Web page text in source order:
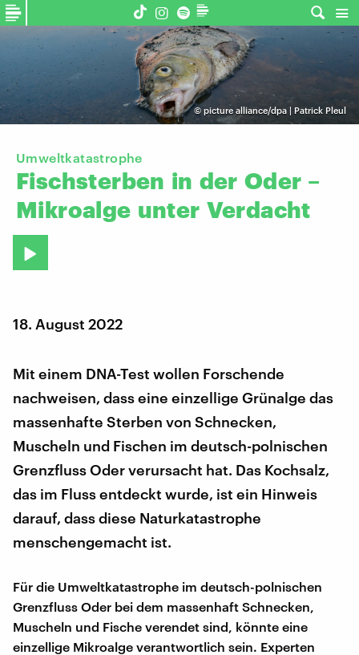
© picture alliance/dpa | Patrick Pleul
Umweltkatastrophe
Fischsterben in der Oder –
Mikroalge unter Verdacht
18. August 2022
Mit einem DNA-Test wollen Forschende
nachweisen, dass eine einzellige Grünalge das
massenhafte Sterben von Schnecken,
Muscheln und Fischen im deutsch-polnischen
Grenzfluss Oder verursacht hat. Das Kochsalz,
das im Fluss entdeckt wurde, ist ein Hinweis
darauf, dass diese Naturkatastrophe
menschengemacht ist.
Für die Umweltkatastrophe im deutsch-polnischen
Grenzfluss Oder bei dem massenhaft Schnecken,
Muscheln und Fische verendet sind, könnte eine
einzellige Mikroalge verantwortlich sein. Experten